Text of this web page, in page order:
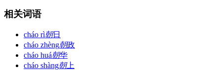
相关词语
cháo rì朝日
cháo zhèng朝政
cháo huá朝华
cháo shàng朝上